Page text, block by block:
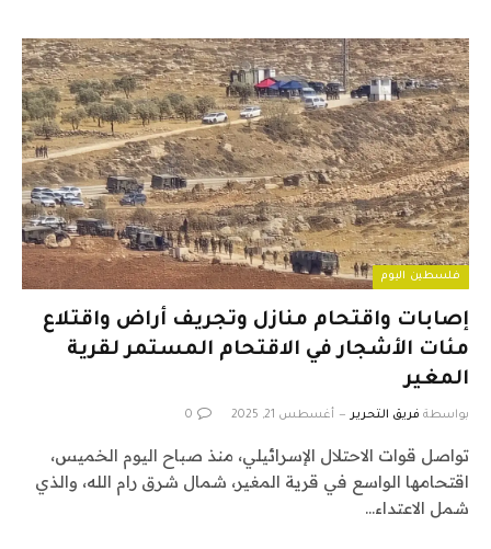
فلسطين اليوم
إصابات واقتحام منازل وتجريف أراض واقتلاع
مئات الأشجار في الاقتحام المستمر لقرية
المغير
بواسطة فريق التحرير أغسطس 21, 2025 0
تواصل قوات الاحتلال الإسرائيلي، منذ صباح اليوم الخميس،
اقتحامها الواسع في قرية المغير، شمال شرق رام الله، والذي
شمل الاعتداء…